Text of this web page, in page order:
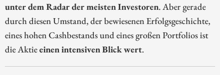
unter dem Radar der meisten Investoren. Aber gerade
durch diesen Umstand, der bewiesenen Erfolgsgeschichte,
eines hohen Cashbestands und eines großen Portfolios ist
die Aktieeinen intensiven Blick wert.